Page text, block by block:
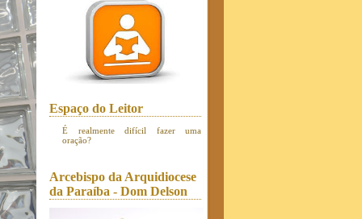
Espaço do Leitor
É realmente difícil fazer uma
oração?
Arcebispo da Arquidiocese
da Paraíba - Dom Delson